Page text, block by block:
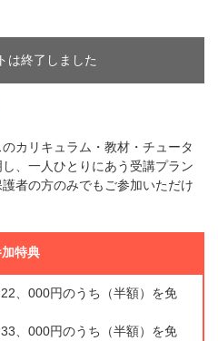
は終了しました
カリキュラム・教材・チュータ
、一人ひとりにあう受講プラン
者の方のみでもご参加いただけ
特典
、000円のうち（半額）を免
、000円のうち（半額）を免